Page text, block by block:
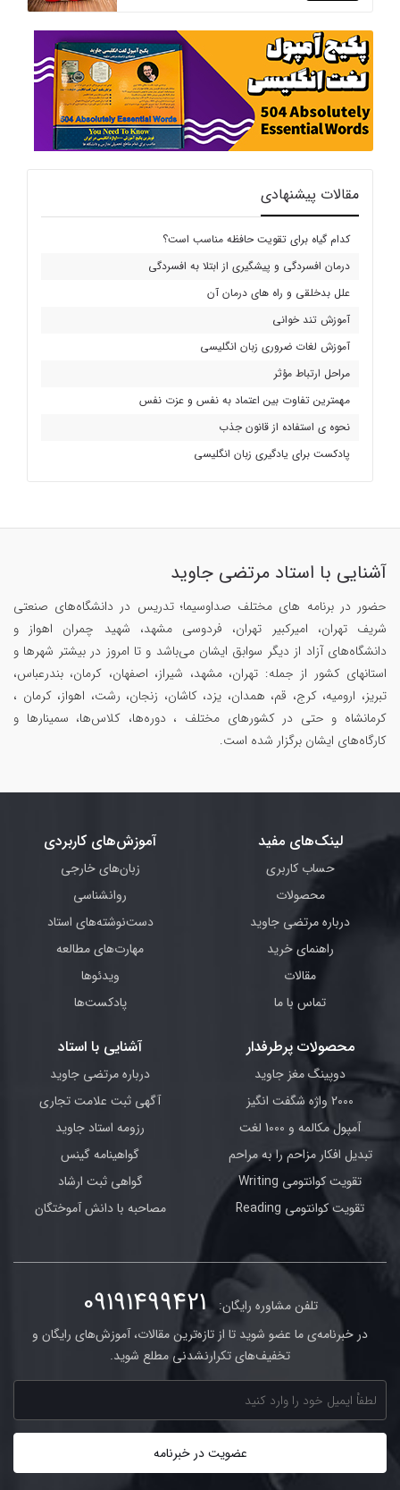
مقالات پیشنهادی
کدام گیاه برای تقویت حافظه مناسب است؟
درمان افسردگی و پیشگیری از ابتلا به افسردگی
علل بدخلقی و راه های درمان آن
آموزش تند خوانی
آموزش لغات ضروری زبان انگلیسی
مراحل ارتباط مؤثر
مهمترین تفاوت بین اعتماد به نفس و عزت نفس
نحوه ی استفاده از قانون جذب
پادکست برای یادگیری زبان انگلیسی
آشنایی با استاد مرتضی جاوید
حضور در برنامه های مختلف صداوسیما؛ تدریس در دانشگاه‌های صنعتی
شریف تهران، امیرکبیر تهران، فردوسی مشهد، شهید چمران اهواز و
دانشگاه‌های آزاد از دیگر سوابق ایشان می‌باشد و تا امروز در بیشتر شهرها و
استانهای کشور از جمله: تهران، مشهد، شیراز، اصفهان، کرمان، بندرعباس،
تبریز، ارومیه، کرج، قم، همدان، یزد، کاشان، زنجان، رشت، اهواز، کرمان ،
کرمانشاه و حتی در کشورهای مختلف ، دوره‌ها، کلاس‌ها، سمینار‌ها و
کارگاه‌های ایشان برگزار شده است.
لینک‌های مفید
حساب کاربری
محصولات
درباره مرتضی جاوید
راهنمای خرید
مقالات
تماس با ما
آموزش‌های کاربردی
زبان‌های خارجی
روانشناسی
دست‌نوشته‌های استاد
مهارت‌های مطالعه
ویدئوها
پادکست‌ها
محصولات پرطرفدار
دوپینگ مغز جاوید
2000 واژه شگفت انگیز
آمپول مکالمه و 1000 لغت
تبدیل افکار مزاحم را به مراحم
تقویت کوانتومی Writing
تقویت کوانتومی Reading
آشنایی با استاد
درباره مرتضی جاوید
آگهی ثبت علامت تجاری
رزومه استاد جاوید
گواهینامه گینس
گواهی ثبت ارشاد
مصاحبه با دانش آموختگان
تلفن مشاوره رایگان: 09191499421
در خبرنامه‌ی ما عضو شوید تا از تازه‌ترین مقالات، آموزش‌های رایگان و
تخفیف‌های تکرارنشدنی مطلع شوید.